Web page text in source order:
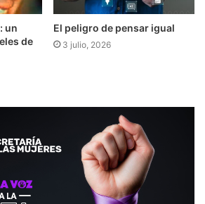
un
de
El peligro de pensar igual
3 julio, 2026